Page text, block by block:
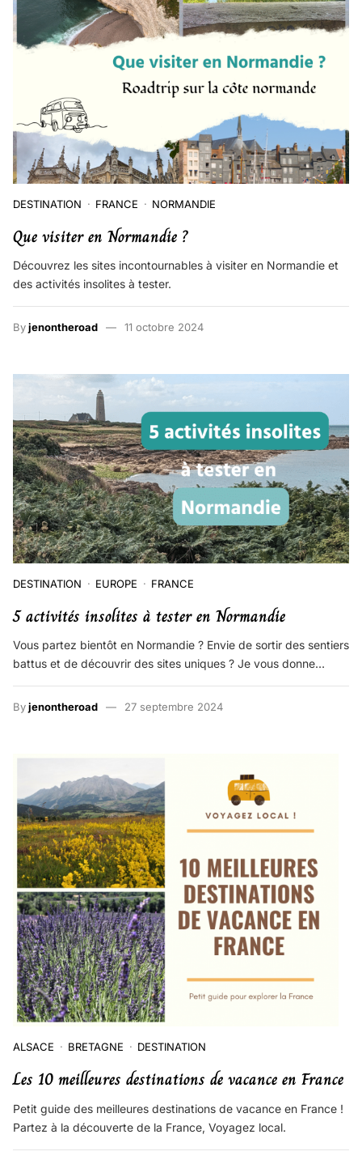
DESTINATION FRANCE NORMANDIE
Que visiter en Normandie ?
Découvrez les sites incontournables à visiter en Normandie et
des activités insolites à tester.
Byjenontheroad 11 octobre 2024
DESTINATION EUROPE FRANCE
5 activités insolites à tester en Normandie
Vous partez bientôt en Normandie ? Envie de sortir des sentiers
battus et de découvrir des sites uniques ? Je vous donne…
Byjenontheroad 27 septembre 2024
ALSACE BRETAGNE DESTINATION
Les 10 meilleures destinations de vacance en France
Petit guide des meilleures destinations de vacance en France !
Partez à la découverte de la France, Voyagez local.